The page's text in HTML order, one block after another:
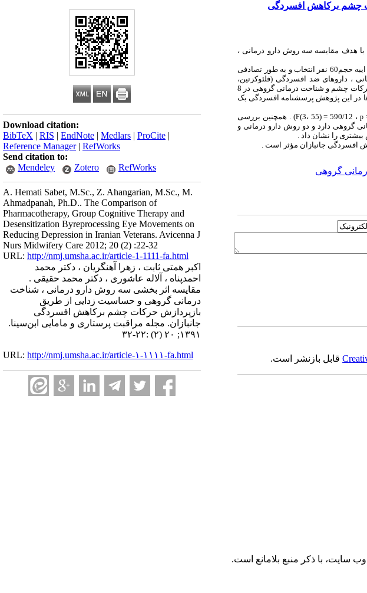
Download citation:
BibTeX | RIS | EndNote | Medlars | ProCite |
Reference Manager| RefWorks
Send citation to:
Mendeley
Zotero RefWorks
A. Hemati Sabet, M.Sc., Z. Ahangarian, M.Sc., M.
Ahmadpanah, Ph.D.. The Comparison of
Pharmacotherapy, Group Cognitive Therapy and
Desensitization Byreprocessing Eye Movements on
Reducing Depression in Iranian Veterans. Avicenna J
Nurs Midwifery Care 2012; 20 (2) :22-32
URL: http://nmj.umsha.ac.ir/article-1-1111-fa.html
اکبر همتی ثابت ، زهرا آهنگریان ، دکتر محمد
احمدپناه ، آلاله عاشوری ، دکتر محمد حقیقی .
مقایسه اثر بخشی سه روش دارو درمانی ، شناخت
درمانی گروهی و حساسیت زدایی از طریق
بازپردازش حرکات چشم برکاهش افسردگی
جانبازان. مجله مراقبت پرستاری و مامایی ابن‌سینا.
۱۳۹۱; ۲۰ (۲) :۲۲-۳۲
URL: http://nmj.umsha.ac.ir/article-۱-۱۱۱۱-fa.html
چشم برکاهش افسردگی
با هدف مقایسه سه روش دارو درمانی ،
به حجم60 نفر انتخاب و به طور تصادفی
، داروهای ضد افسردگی (فلئوکزتین،
فلووکسامین و سرترالین) یا ترکیب دارویی مانند لیتیم بادوز مؤثر دریافت کردند و گروه های درمان حساسیت زدایی از طریق بازپردازش حرکات چشم و شناخت درمانی گروهی در 8
گردآوری داده ها در این پژوهش پرسشنامه افسردگی بک
p، 590/12 = (55 ،3) F) . همچنین بررسی
گروهی دارد و دو روش دارو درمانی و
را نشان داد .
افسردگی جانبازان مؤثر است .
گروهی
قابل بازنشر است.
سایت، با ذکر منبع بلامانع است.